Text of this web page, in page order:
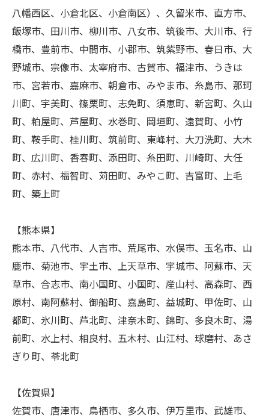
八幡西区、小倉北区、小倉南区）、久留米市、直方市、
飯塚市、田川市、柳川市、八女市、筑後市、大川市、行
橋市、豊前市、中間市、小郡市、筑紫野市、春日市、大
野城市、宗像市、太宰府市、古賀市、福津市、うきは
市、宮若市、嘉麻市、朝倉市、みやま市、糸島市、那珂
川町、宇美町、篠栗町、志免町、須恵町、新宮町、久山
町、粕屋町、芦屋町、水巻町、岡垣町、遠賀町、小竹
町、鞍手町、桂川町、筑前町、東峰村、大刀洗町、大木
町、広川町、香春町、添田町、糸田町、川崎町、大任
町、赤村、福智町、苅田町、みやこ町、吉富町、上毛
町、築上町
【熊本県】
熊本市、八代市、人吉市、荒尾市、水俣市、玉名市、山
鹿市、菊池市、宇土市、上天草市、宇城市、阿蘇市、天
草市、合志市、南小国町、小国町、産山村、高森町、西
原村、南阿蘇村、御船町、嘉島町、益城町、甲佐町、山
都町、氷川町、芦北町、津奈木町、錦町、多良木町、湯
前町、水上村、相良村、五木村、山江村、球磨村、あさ
ぎり町、苓北町
【佐賀県】
佐賀市、唐津市、鳥栖市、多久市、伊万里市、武雄市、